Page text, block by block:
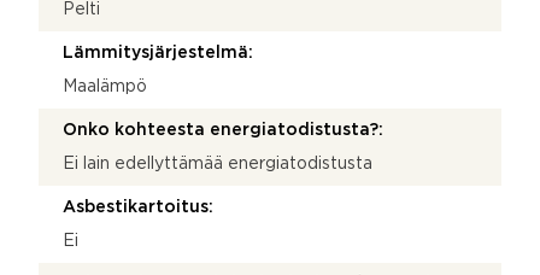
Pelti
Lämmitysjärjestelmä:
Maalämpö
Onko kohteesta energiatodistusta?:
Ei lain edellyttämää energiatodistusta
Asbestikartoitus:
Ei